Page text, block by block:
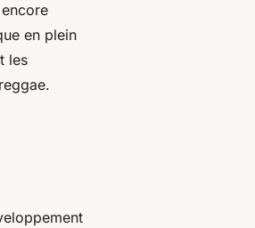
en plein
les